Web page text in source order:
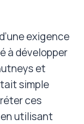
exigence
à développer
et
simple
ces
utilisant